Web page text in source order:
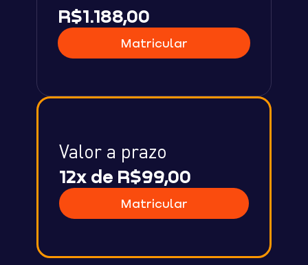
R$1.188,00
Matricular
Valor a prazo
12x de R$99,00
Matricular